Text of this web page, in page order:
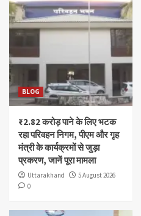
BLOG
₹2.82 करोड़ पाने के लिए भटक
रहा परिवहन निगम, पीएम और गृह
मंत्री के कार्यक्रमों से जुड़ा
प्रकरण, जानें पूरा मामला
Uttarakhand
5 August 2026
0